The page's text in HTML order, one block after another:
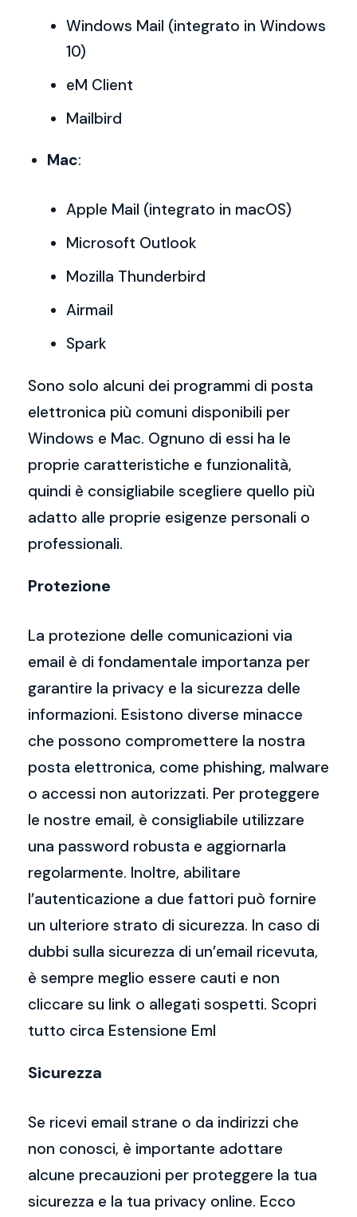
Windows Mail (integrato in Windows
10)
eM Client
Mailbird
Mac:
Apple Mail (integrato in macOS)
Microsoft Outlook
Mozilla Thunderbird
Airmail
Spark
Sono solo alcuni dei programmi di posta
elettronica più comuni disponibili per
Windows e Mac. Ognuno di essi ha le
proprie caratteristiche e funzionalità,
quindi è consigliabile scegliere quello più
adatto alle proprie esigenze personali o
professionali.
Protezione
La protezione delle comunicazioni via
email è di fondamentale importanza per
garantire la privacy e la sicurezza delle
informazioni. Esistono diverse minacce
che possono compromettere la nostra
posta elettronica, come phishing, malware
o accessi non autorizzati. Per proteggere
le nostre email, è consigliabile utilizzare
una password robusta e aggiornarla
regolarmente. Inoltre, abilitare
l’autenticazione a due fattori può fornire
un ulteriore strato di sicurezza. In caso di
dubbi sulla sicurezza di un’email ricevuta,
è sempre meglio essere cauti e non
cliccare su link o allegati sospetti. Scopri
tutto circa Estensione Eml
Sicurezza
Se ricevi email strane o da indirizzi che
non conosci, è importante adottare
alcune precauzioni per proteggere la tua
sicurezza e la tua privacy online. Ecco